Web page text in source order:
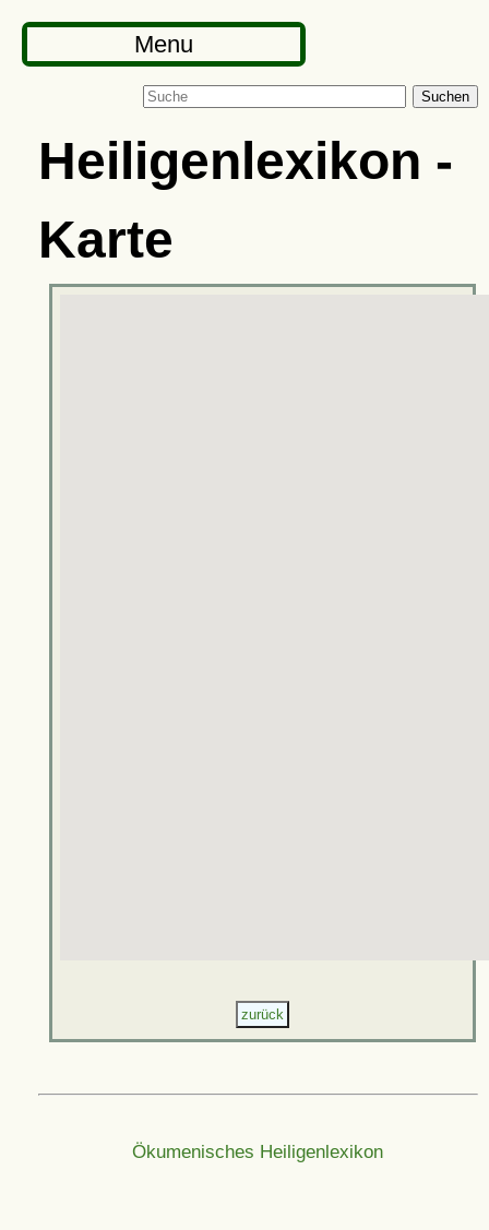
Menu
Suchen
Heiligenlexikon -
Karte
Ökumenisches Heiligenlexikon